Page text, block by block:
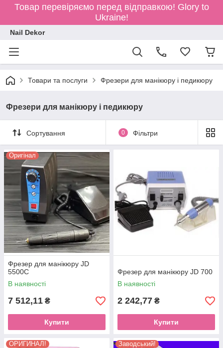
Товар перевіряємо перед відправкою! Glory to
Ukraine!
Nail Dekor
Товари та послуги Фрезери для манікюру і педикюру
Фрезери для манікюру і педикюру
Сортування 0 Фільтри
Оригінал
Фрезер для манікюру JD
5500С
В наявності
7 512,11 ₴
Купити
Фрезер для манікюру JD 700
В наявності
2 242,77 ₴
Купити
ОРИГИНАЛ! Заводський!